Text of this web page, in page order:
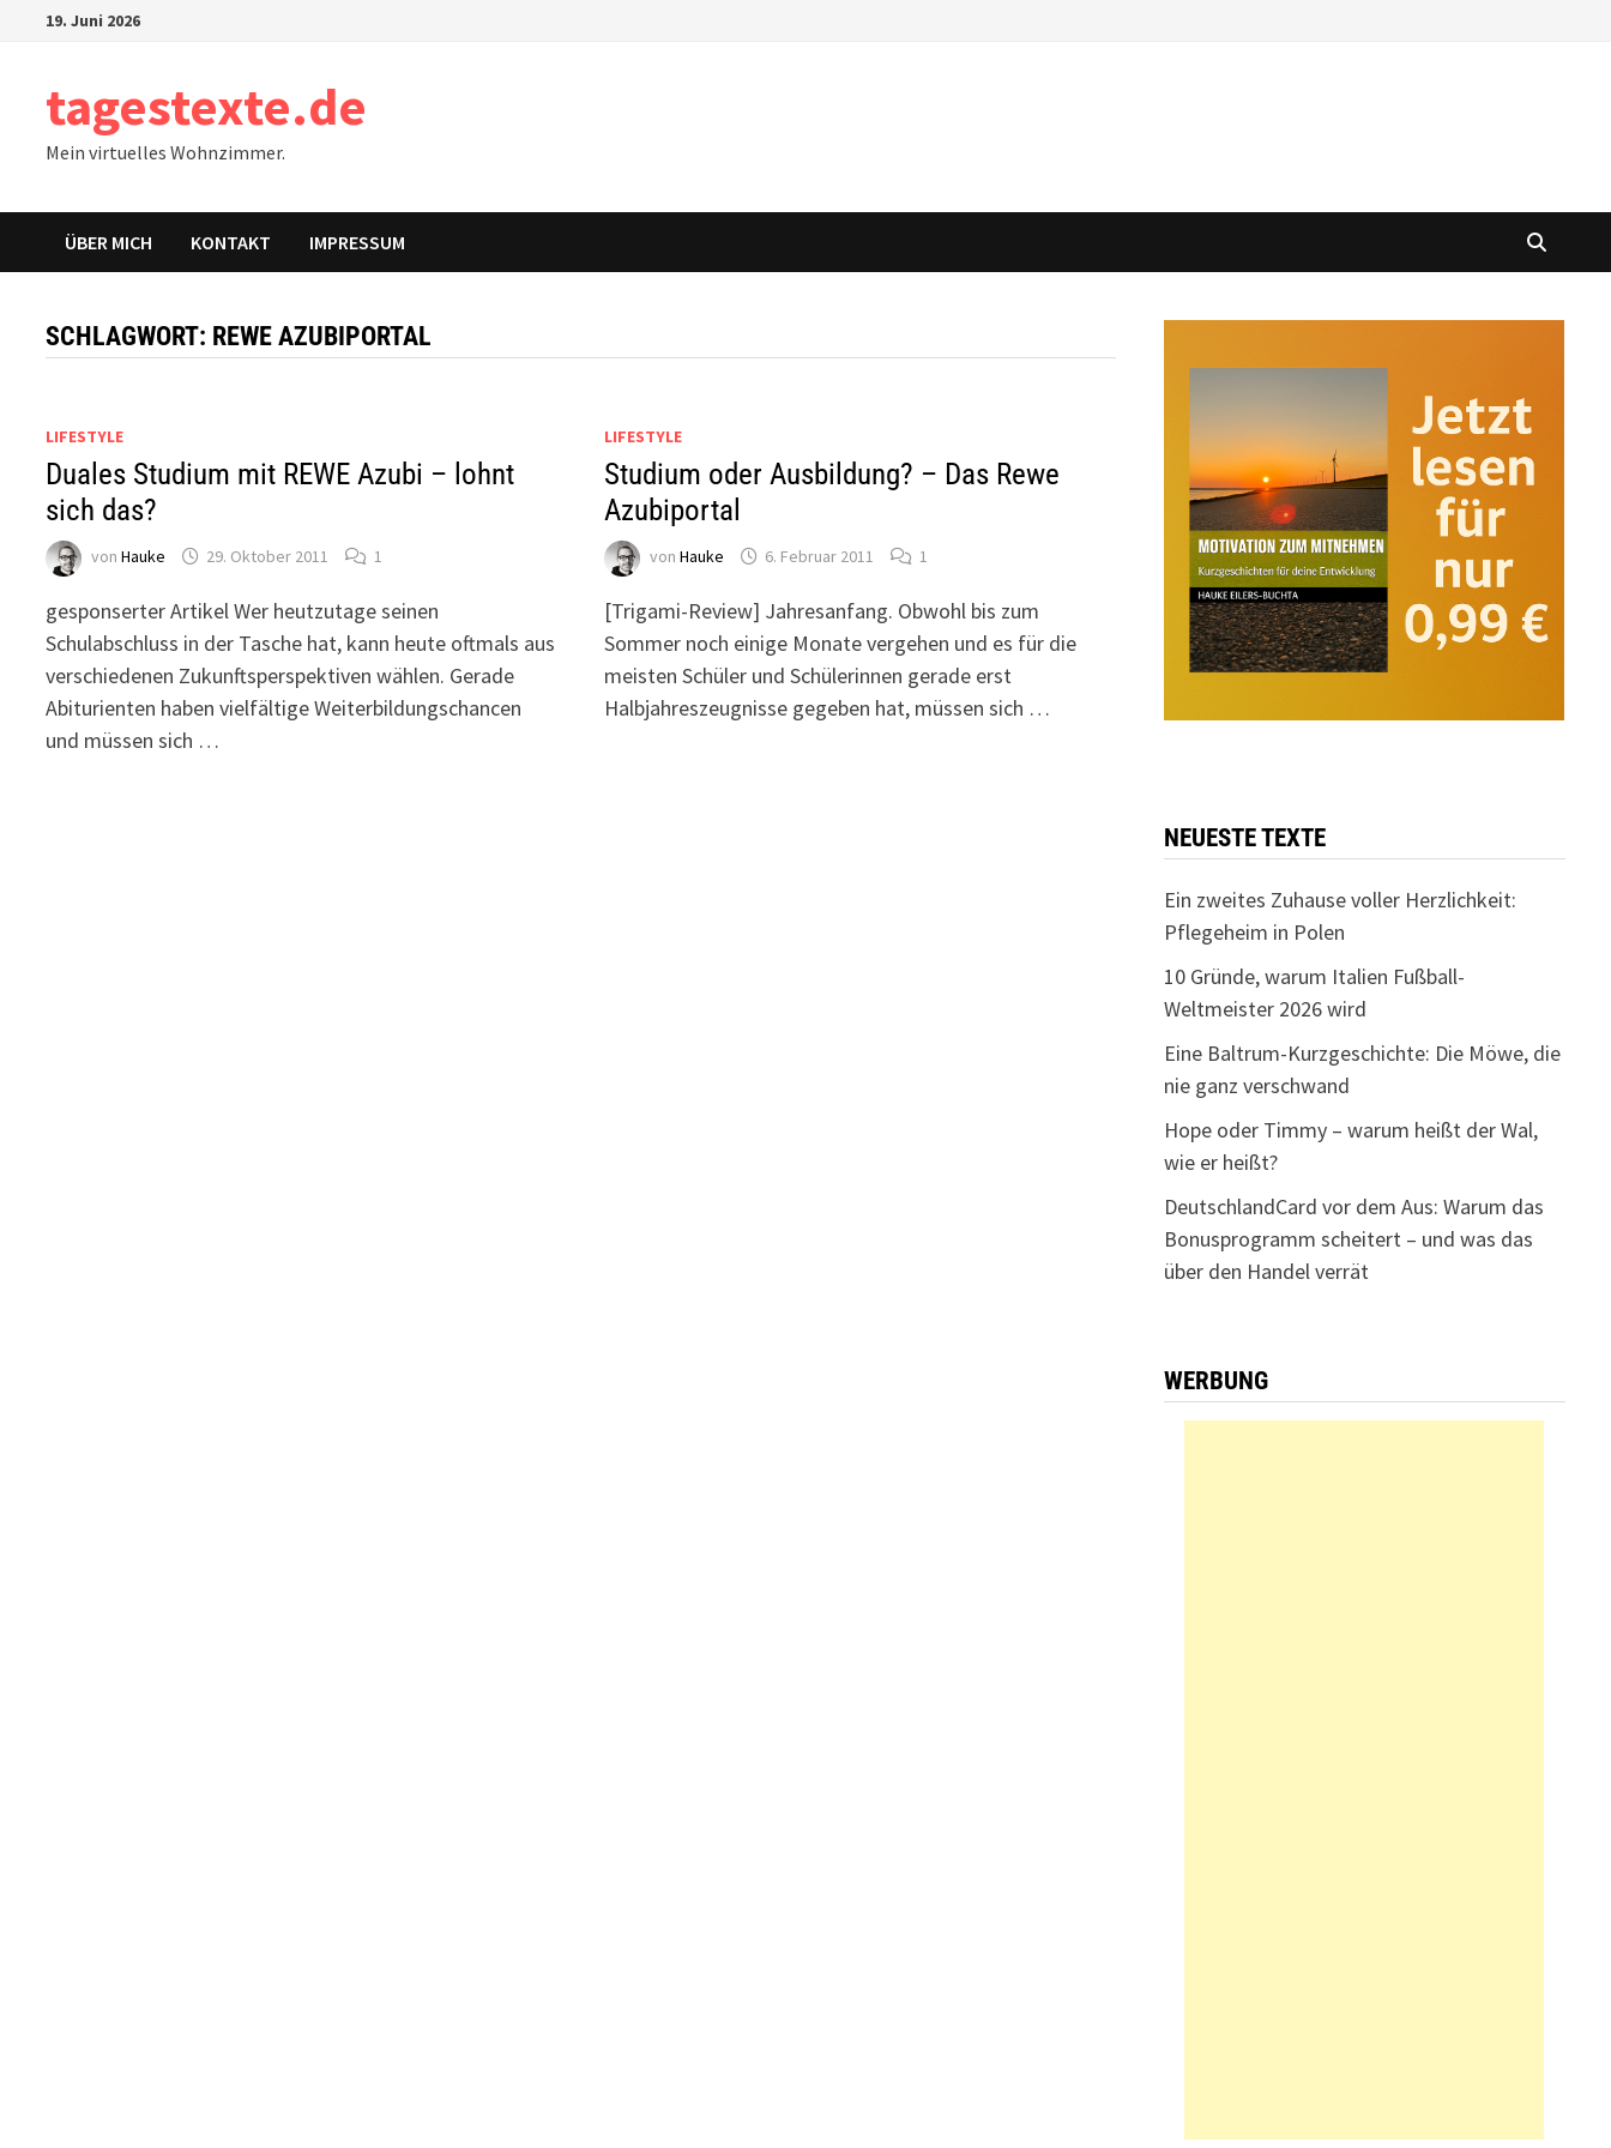
19. Juni 2026
tagestexte.de
Mein virtuelles Wohnzimmer.
ÜBER MICH KONTAKT IMPRESSUM
SCHLAGWORT: REWE AZUBIPORTAL
LIFESTYLE
Duales Studium mit REWE Azubi – lohnt
sich das?
vonHauke 29. Oktober 2011 1
gesponserter Artikel Wer heutzutage seinen
Schulabschluss in der Tasche hat, kann heute oftmals aus
verschiedenen Zukunftsperspektiven wählen. Gerade
Abiturienten haben vielfältige Weiterbildungschancen
und müssen sich …
LIFESTYLE
Studium oder Ausbildung? – Das Rewe
Azubiportal
von Hauke 6. Februar 2011 1
[Trigami-Review] Jahresanfang. Obwohl bis zum
Sommer noch einige Monate vergehen und es für die
meisten Schüler und Schülerinnen gerade erst
Halbjahreszeugnisse gegeben hat, müssen sich …
NEUESTE TEXTE
Ein zweites Zuhause voller Herzlichkeit:
Pflegeheim in Polen
10 Gründe, warum Italien Fußball-
Weltmeister 2026 wird
Eine Baltrum-Kurzgeschichte: Die Möwe, die
nie ganz verschwand
Hope oder Timmy – warum heißt der Wal,
wie er heißt?
DeutschlandCard vor dem Aus: Warum das
Bonusprogramm scheitert – und was das
über den Handel verrät
WERBUNG